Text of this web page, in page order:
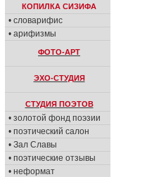
КОПИЛКА СИЗИФА
• словарифис
• арифизмы
ФОТО-АРТ
ЭХО-СТУДИЯ
СТУДИЯ ПОЭТОВ
• золотой фонд поэзии
• поэтический салон
• Зал Славы
• поэтические отзывы
• неформат